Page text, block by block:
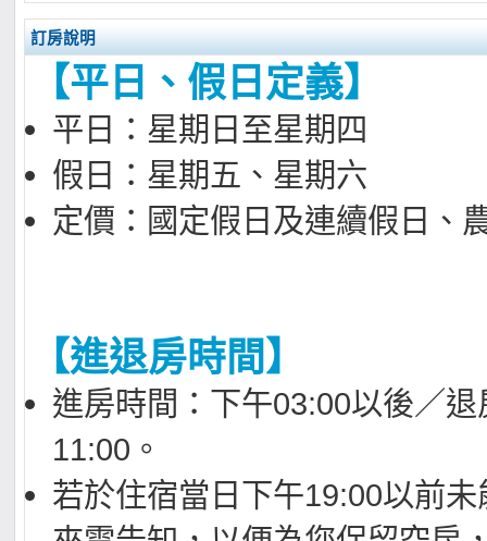
訂房說明
【平日、假日定義】
平日：星期日至星期四
假日：星期五、星期六
定價：國定假日及連續假日、
【進退房時間】
進房時間：下午03:00以後／
11:00。
若於住宿當日下午19:00以前